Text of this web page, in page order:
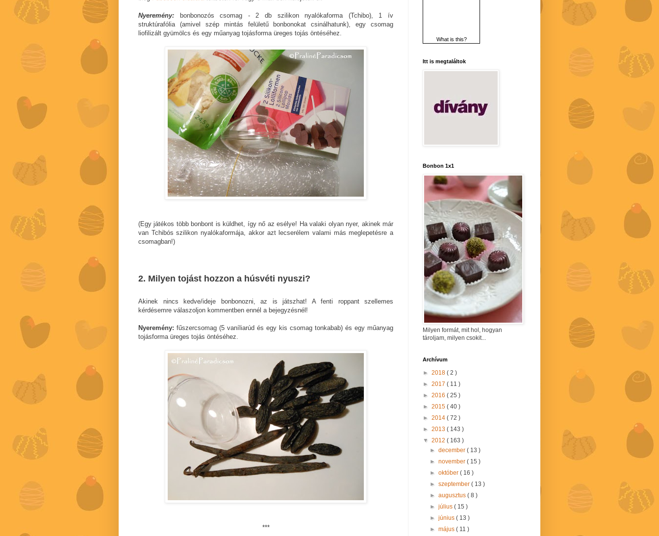
Nyeremény:
bonbonozós csomag - 2 db szilikon nyalókaforma (Tchibo), 1 ív
struktúrafólia (amivel szép mintás felületű bonbonokat csinálhatunk), egy csomag
liofilizált gyümölcs és egy műanyag tojásforma üreges tojás öntéséhez.
(Egy játékos több bonbont is küldhet, így nő az esélye! Ha valaki olyan nyer, akinek már
van Tchibós szilikon nyalókaformája, akkor azt lecserélem valami más meglepetésre a
csomagban!)
2. Milyen tojást hozzon a húsvéti nyuszi?
Akinek nincs kedve/ideje bonbonozni, az is játszhat! A fenti roppant szellemes
kérdésemre válaszoljon kommentben ennél a bejegyzésnél!
Nyeremény: fűszercsomag (5 vaníliarúd és egy kis csomag tonkabab) és egy műanyag
tojásforma üreges tojás öntéséhez.
***
What is this?
Itt is megtaláltok
Bonbon 1x1
Milyen formát, mit hol, hogyan
tároljam, milyen csokit...
Archívum
► 2018 ( 2 )
► 2017 ( 11 )
► 2016 ( 25 )
► 2015 ( 40 )
► 2014 ( 72 )
► 2013 ( 143 )
▼ 2012 ( 163 )
►december( 13 )
►november( 15 )
►október( 16 )
►szeptember( 13 )
►augusztus( 8 )
►július( 15 )
►június( 13 )
►május( 11 )